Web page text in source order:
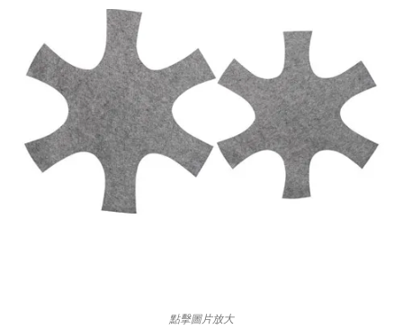
點擊圖片放大